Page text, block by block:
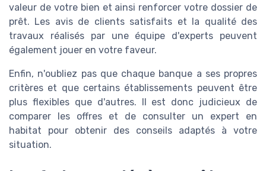
valeur de votre bien et ainsi renforcer votre dossier de
prêt. Les avis de clients satisfaits et la qualité des
travaux réalisés par une équipe d'experts peuvent
également jouer en votre faveur.
Enfin, n'oubliez pas que chaque banque a ses propres
critères et que certains établissements peuvent être
plus flexibles que d'autres. Il est donc judicieux de
comparer les offres et de consulter un expert en
habitat pour obtenir des conseils adaptés à votre
situation.